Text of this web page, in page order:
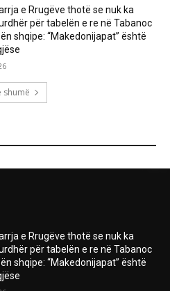
e Rrugëve thotë se nuk ka
për tabelën e re në Tabanoc
shqipe: “Makedonijapat” është
shumë
e Rrugëve thotë se nuk ka
për tabelën e re në Tabanoc
shqipe: “Makedonijapat” është